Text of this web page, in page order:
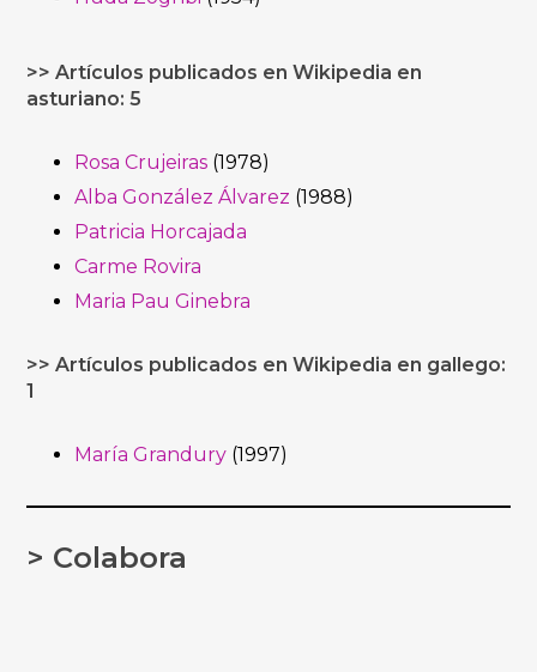
>> Artículos publicados en Wikipedia en
asturiano: 5
Rosa Crujeiras (1978)
Alba González Álvarez (1988)
Patricia Horcajada
Carme Rovira
Maria Pau Ginebra
>> Artículos publicados en Wikipedia en gallego:
1
María Grandury (1997)
> Colabora